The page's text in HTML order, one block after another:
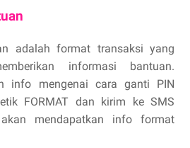
adalah format transaksi yang
informasi bantuan.
info mengenai cara ganti PIN
FORMAT dan kirim ke SMS
mendapatkan info format